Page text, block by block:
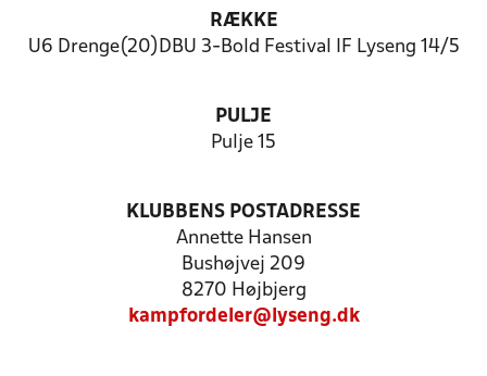
RÆKKE
U6 Drenge(20)DBU 3-Bold Festival IF Lyseng 14/5
PULJE
Pulje 15
KLUBBENS POSTADRESSE
Annette Hansen
Bushøjvej 209
8270 Højbjerg
kampfordeler@lyseng.dk